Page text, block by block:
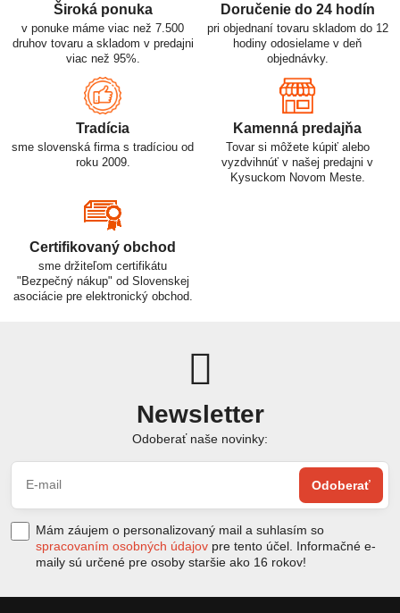
Široká ponuka
v ponuke máme viac než 7.500
druhov tovaru a skladom v predajni
viac než 95%.
Doručenie do 24 hodín
pri objednaní tovaru skladom do 12
hodiny odosielame v deň
objednávky.
Tradícia
sme slovenská firma s tradíciou od
roku 2009.
Kamenná predajňa
Tovar si môžete kúpiť alebo
vyzdvihnúť v našej predajni v
Kysuckom Novom Meste.
Certifikovaný obchod
sme držiteľom certifikátu
"Bezpečný nákup" od Slovenskej
asociácie pre elektronický obchod.
Newsletter
Odoberať naše novinky:
Odoberať
Mám záujem o personalizovaný mail a suhlasím so
spracovaním osobných údajov pre tento účel. Informačné e-
maily sú určené pre osoby staršie ako 16 rokov!